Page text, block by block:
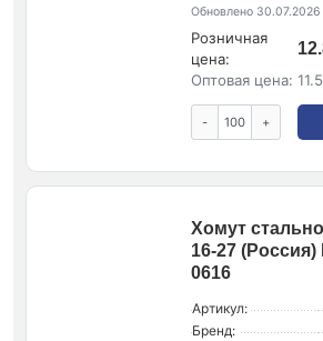
Обновлено 30.07.2026
Розничная
цена:
Оптовая цена:
- +
Хомут
16-27 (Россия)
0616
Артикул:
Бренд: